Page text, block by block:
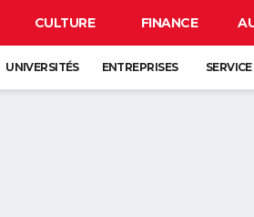
CULTURE FINANCE
UNIVERSITÉS ENTREPRISES